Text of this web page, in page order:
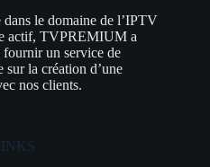
dans le domaine de l’IPTV
actif, TVPREMIUM a
fournir un service de
sur la création d’une
nos clients.